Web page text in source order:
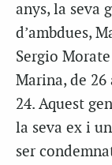
anys, la seva
d’ambdues,
Sergio
Marina, de 26
24. Aquest
la seva ex i
ser